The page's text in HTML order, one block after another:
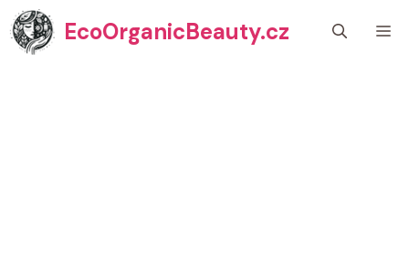
Přeskočit
na
obsah
EcoOrganicBeauty.cz